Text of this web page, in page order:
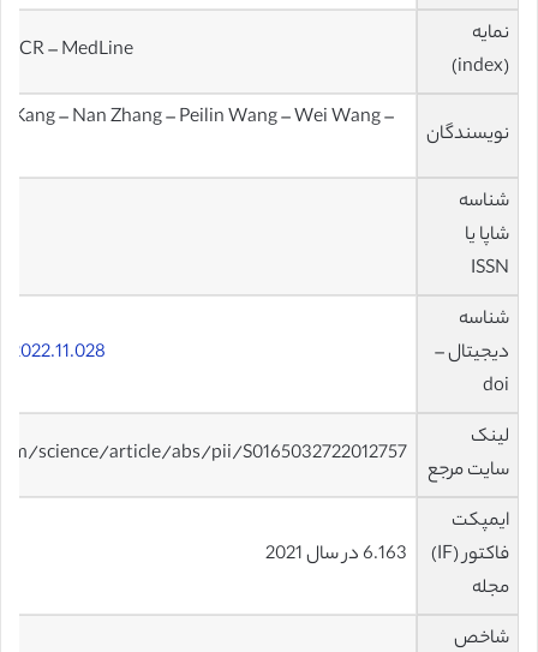
نمایه
(index)
JCR – MedLine
نویسندگان
Kang – Nan Zhang – Peilin Wang – Wei Wang –
شناسه
شاپا یا
ISSN
شناسه
دیجیتال –
doi
لینک
سایت مرجع
science/article/abs/pii/S0165032722012757
ایمپکت
فاکتور (IF)
مجله
6.163 در سال 2021
شاخص